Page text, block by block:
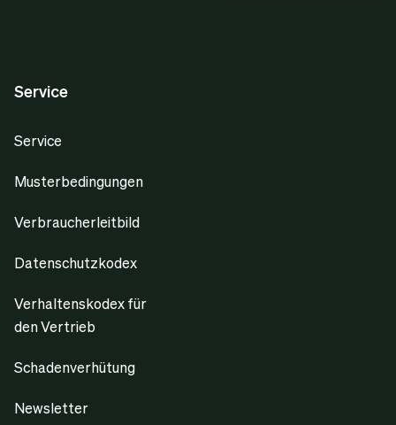
Service
Service
Musterbedingungen
Verbraucherleitbild
Datenschutzkodex
Verhaltenskodex für
den Vertrieb
Schadenverhütung
Newsletter